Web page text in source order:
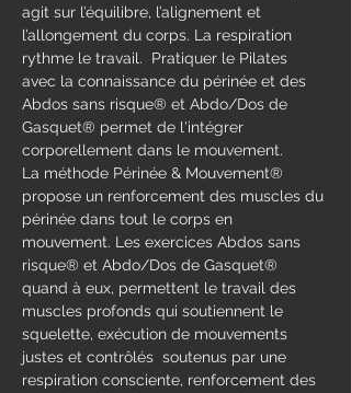
agit sur l’équilibre, l’alignement et
l’allongement du corps. La respiration
rythme le travail.  Pratiquer le Pilates
avec la connaissance du périnée et des
Abdos sans risque® et Abdo/Dos de
Gasquet® permet de l'intégrer
corporellement dans le mouvement.
La méthode Périnée & Mouvement®
propose un renforcement des muscles du
périnée dans tout le corps en
mouvement.​ Les exercices Abdos sans
risque® et Abdo/Dos de Gasquet®
quand à eux, permettent le travail des
muscles profonds qui soutiennent le
squelette, exécution de mouvements
justes et contrôlés  soutenus par une
respiration consciente, renforcement des